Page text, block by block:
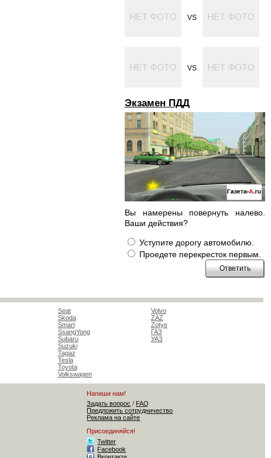
VS
VS
Экзамен ПДД
Вы намерены повернуть налево.
Ваши действия?
Уступите дорогу автомобилю.
Проедете перекресток первым.
Seat
Skoda
Smart
SsangYong
Subaru
Suzuki
Tagaz
Tesla
Toyota
Volkswagen
Volvo
ZAZ
Zotye
ГАЗ
УАЗ
Напиши нам!
Задать вопрос / FAQ
Предложить сотрудничество
Реклама на сайте
Присоединяйся!
Twitter
Facebook